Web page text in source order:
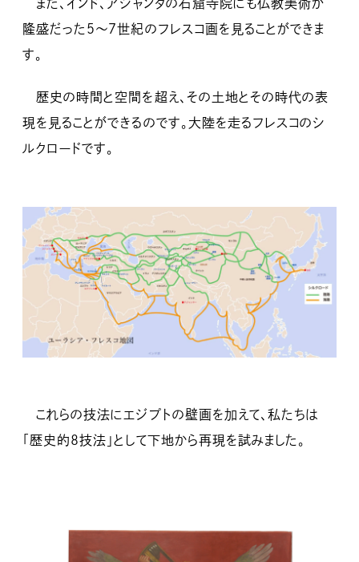
また、インド、アジャンタの石窟寺院にも仏教美術が
隆盛だった５～７世紀のフレスコ画を見ることができま
す。
歴史の時間と空間を超え、その土地とその時代の表
現を見ることができるのです。大陸を走るフレスコのシ
ルクロードです。
これらの技法にエジプトの壁画を加えて、私たちは
「歴史的８技法」として下地から再現を試みました。